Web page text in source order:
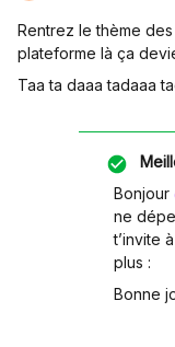
Rentrez le thème
plateforme là ça
Taa ta daaa tadaaa
Bonjour
ne
t’invite
plus :
Bonne